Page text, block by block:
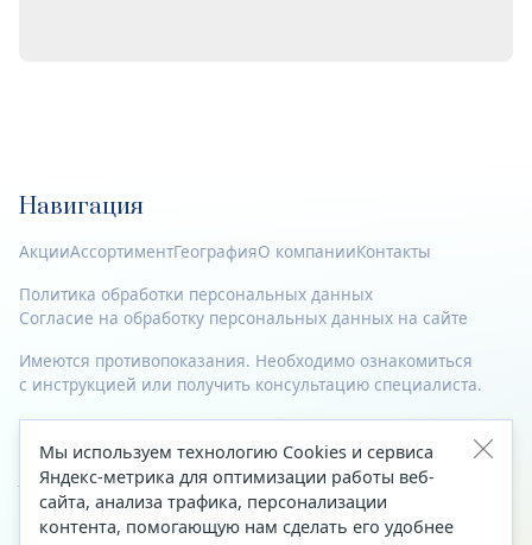
Навигация
АкцииАссортиментГеографияО компанииКонтакты
Политика обработки персональных данных
Согласие на обработку персональных данных на сайте
Имеются противопоказания. Необходимо ознакомиться
с инструкцией или получить консультацию специалиста.
© 2023—2026 Все права защищены.
Адрес
Архангельск, ул. Папанина, д. 19 (вход в здание со стороны
Мы используем технологию Cookies и сервиса
Яндекс-метрика для оптимизации работы веб-
сайта, анализа трафика, персонализации
контента, помогающую нам сделать его удобнее